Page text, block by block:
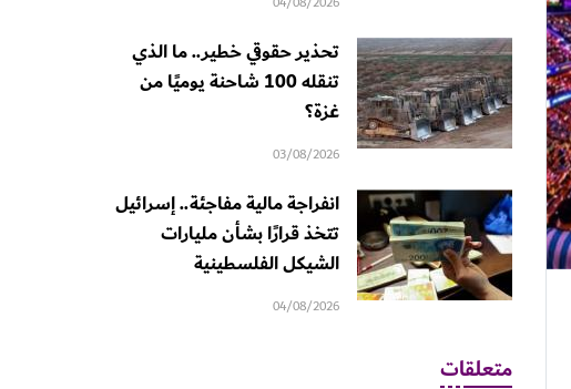
تحذير حقوقي خطير.. ما الذي
تنقله 100 شاحنة يوميًا من
غزة؟
03/08/2026
انفراجة مالية مفاجئة.. إسرائيل
تتخذ قرارًا بشأن مليارات
الشيكل الفلسطينية
04/08/2026
متعلقات